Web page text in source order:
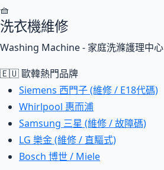
🧺
洗衣機維修
Washing Machine - 家庭洗滌護理中心
🇪🇺 歐韓熱門品牌
Siemens 西門子 (維修 / E18代碼)
Whirlpool 惠而浦
Samsung 三星 (維修 / 故障碼)
LG 樂金 (維修 / 直驅式)
Bosch 博世 / Miele